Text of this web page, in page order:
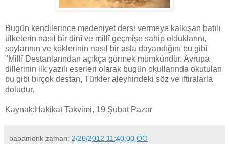
Bugün kendilerince medeniyet dersi vermeye kalkışan batılı
ülkelerin nasıl bir dinî ve millî geçmişe sahip olduklarını,
soylarının ve köklerinin nasıl bir asla dayandığını bu gibi
"Millî Destanlarından açıkça görmek mümkündür. Avrupa
dillerinin ilk yazılı eserleri olarak bugün okullarında okutulan
bu gibi birçok destan, Türkler aleyhindeki söz ve iftiralarla
doludur.
Kaynak:Hakikat Takvimi, 19 Şubat Pazar
babamonk zaman: 2/26/2012 11:40:00 ÖÖ